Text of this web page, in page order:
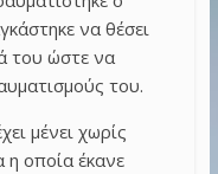
να θέσει
του ώστε να
του.
μένει χωρίς
η οποία έκανε